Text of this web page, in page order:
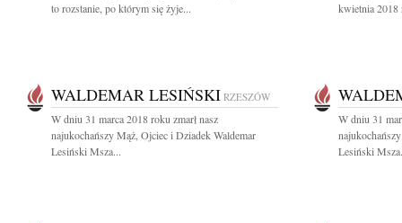
to rozstanie, po którym się żyje...
kwietnia 2018
WALDEMAR LESIŃSKI RZESZÓW
W dniu 31 marca 2018 roku zmarł nasz
najukochańszy Mąż, Ojciec i Dziadek Waldemar
Lesiński Msza...
W dniu 31
Lesiński